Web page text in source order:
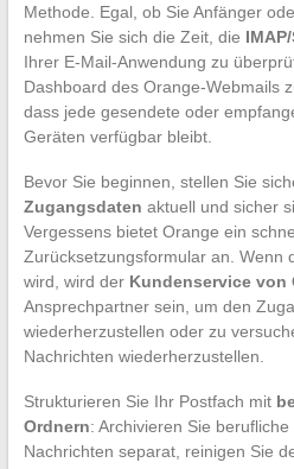
Methode. Egal, ob Sie Anfänger
nehmen Sie sich die Zeit, die
Ihrer E-Mail-Anwendung zu
Dashboard des Orange-Webmails
dass jede gesendete oder
Geräten verfügbar bleibt.
Bevor Sie beginnen, stellen Sie
Zugangsdaten aktuell und sicher
Vergessens bietet Orange ein
Zurücksetzungsformular an. Wenn
wird, wird der Kundenservice von
Ansprechpartner sein, um den
wiederherzustellen oder zu
Nachrichten wiederherzustellen.
Strukturieren Sie Ihr Postfach mit
Ordnern: Archivieren Sie
Nachrichten separat, reinigen Sie